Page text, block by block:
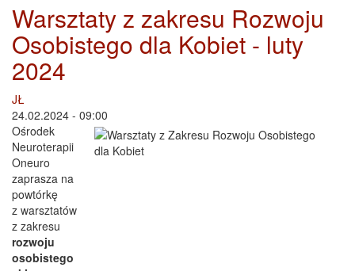
Warsztaty z zakresu Rozwoju
Osobistego dla Kobiet - luty
2024
JŁ
24.02.2024 - 09:00
Ośrodek
Neuroterapii
Oneuro
zaprasza na
powtórkę
z warsztatów
z zakresu
rozwoju
osobistego